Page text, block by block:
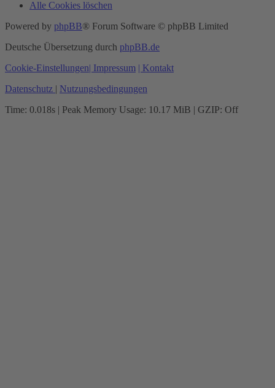
Alle Cookies löschen
Powered by phpBB® Forum Software © phpBB Limited
Deutsche Übersetzung durch phpBB.de
Cookie-Einstellungen| Impressum | Kontakt
Datenschutz | Nutzungsbedingungen
Time: 0.018s | Peak Memory Usage: 10.17 MiB | GZIP: Off